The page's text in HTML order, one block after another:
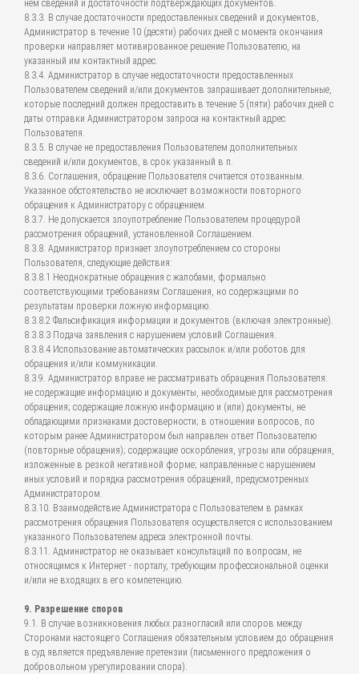
нем сведений и достаточности подтверждающих документов.
8.3.3. В случае достаточности предоставленных сведений и документов,
Администратор в течение 10 (десяти) рабочих дней с момента окончания
проверки направляет мотивированное решение Пользователю, на
указанный им контактный адрес.
8.3.4. Администратор в случае недостаточности предоставленных
Пользователем сведений и/или документов запрашивает дополнительные,
которые последний должен предоставить в течение 5 (пяти) рабочих дней с
даты отправки Администратором запроса на контактный адрес
Пользователя.
8.3.5. В случае не предоставления Пользователем дополнительных
сведений и/или документов, в срок указанный в п.
8.3.6. Соглашения, обращение Пользователя считается отозванным.
Указанное обстоятельство не исключает возможности повторного
обращения к Администратору с обращением.
8.3.7. Не допускается злоупотребление Пользователем процедурой
рассмотрения обращений, установленной Соглашением.
8.3.8. Администратор признает злоупотреблением со стороны
Пользователя, следующие действия:
8.3.8.1 Неоднократные обращения с жалобами, формально
соответствующими требованиям Соглашения, но содержащими по
результатам проверки ложную информацию.
8.3.8.2 Фальсификация информации и документов (включая электронные).
8.3.8.3 Подача заявления с нарушением условий Соглашения.
8.3.8.4 Использование автоматических рассылок и/или роботов для
обращения и/или коммуникации.
8.3.9. Администратор вправе не рассматривать обращения Пользователя:
не содержащие информацию и документы, необходимые для рассмотрения
обращения; содержащие ложную информацию и (или) документы, не
обладающими признаками достоверности; в отношении вопросов, по
которым ранее Администратором был направлен ответ Пользователю
(повторные обращения); содержащие оскорбления, угрозы или обращения,
изложенные в резкой негативной форме; направленные с нарушением
иных условий и порядка рассмотрения обращений, предусмотренных
Администратором.
8.3.10. Взаимодействие Администратора с Пользователем в рамках
рассмотрения обращения Пользователя осуществляется с использованием
указанного Пользователем адреса электронной почты.
8.3.11. Администратор не оказывает консультаций по вопросам, не
относящимся к Интернет - порталу, требующим профессиональной оценки
и/или не входящих в его компетенцию.
9. Разрешение споров
9.1. В случае возникновения любых разногласий или споров между
Сторонами настоящего Соглашения обязательным условием до обращения
в суд является предъявление претензии (письменного предложения о
добровольном урегулировании спора).